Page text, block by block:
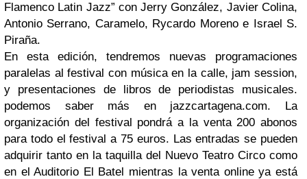
Flamenco Latin Jazz” con Jerry González, Javier Colina,
Antonio Serrano, Caramelo, Rycardo Moreno e Israel S.
Piraña.
En esta edición, tendremos nuevas programaciones
paralelas al festival con música en la calle, jam session,
y presentaciones de libros de periodistas musicales.
podemos saber más en jazzcartagena.com. La
organización del festival pondrá a la venta 200 abonos
para todo el festival a 75 euros. Las entradas se pueden
adquirir tanto en la taquilla del Nuevo Teatro Circo como
en el Auditorio El Batel mientras la venta online ya está